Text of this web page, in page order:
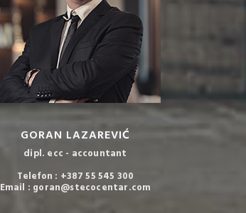
GORAN LAZAREVIĆ
dipl. ecc - accountant
Telefon : +387 55 545 300
Email : goran@stecocentar.com